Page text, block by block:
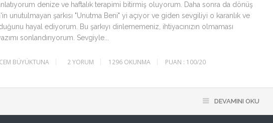
denize ve haftalık terapimi bitirmiş oluyorum. Daha sonra da dönüş
unutulmayan şarkısı "Unutma Beni" yi açıyor ve giden sevgiliyi o karanlık ve
hayal ediyorum. Bu şarkıyı dinlememeniz, ihtiyacınızın olmaması
sonlandırıyorum. Sevgiyle...
CEM BÜYÜKTUNA 2YORUM 1296 OKUNMA PUAN : 100/20
DEVAMINI OKU